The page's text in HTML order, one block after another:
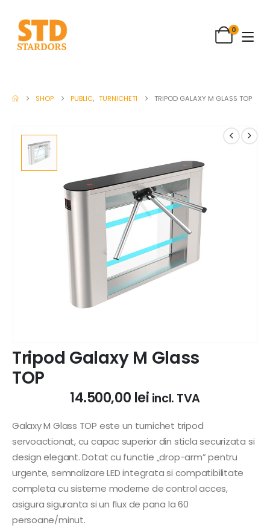
0
SHOP PUBLIC, TURNICHETI TRIPOD GALAXY M GLASS TOP
Tripod Galaxy M Glass
TOP
14.500,00 lei incl. TVA
Galaxy M Glass TOP este un turnichet tripod
servoactionat, cu capac superior din sticla securizata si
design elegant. Dotat cu functie „drop-arm” pentru
urgente, semnalizare LED integrata si compatibilitate
completa cu sisteme moderne de control acces,
asigura siguranta si un flux de pana la 60
persoane/minut.